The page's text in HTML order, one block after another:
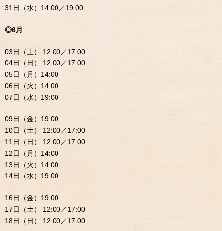
31日（水）14:00／19:00
◎6月
03日（土） 12:00／17:00
04日（日） 12:00／17:00
05日（月）14:00
06日（火）14:00
07日（水）19:00
09日（金）19:00
10日（土） 12:00／17:00
11日（日） 12:00／17:00
12日（月）14:00
13日（火）14:00
14日（水）19:00
16日（金）19:00
17日（土） 12:00／17:00
18日（日） 12:00／17:00